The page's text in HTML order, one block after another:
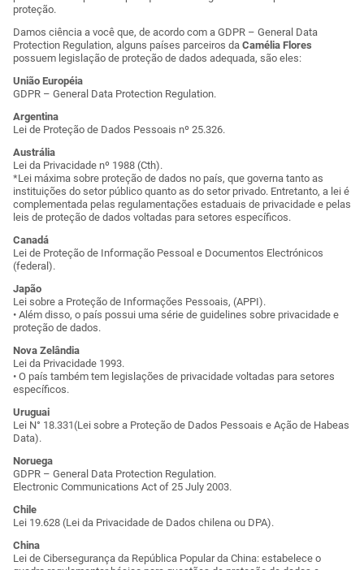
proteção.
Damos ciência a você que, de acordo com a GDPR – General Data
Protection Regulation, alguns países parceiros da Camélia Flores
possuem legislação de proteção de dados adequada, são eles:
União Européia
GDPR – General Data Protection Regulation.
Argentina
Lei de Proteção de Dados Pessoais nº 25.326.
Austrália
Lei da Privacidade nº 1988 (Cth).
*Lei máxima sobre proteção de dados no país, que governa tanto as
instituições do setor público quanto as do setor privado. Entretanto, a lei é
complementada pelas regulamentações estaduais de privacidade e pelas
leis de proteção de dados voltadas para setores específicos.
Canadá
Lei de Proteção de Informação Pessoal e Documentos Electrónicos
(federal).
Japão
Lei sobre a Proteção de Informações Pessoais, (APPI).
• Além disso, o país possui uma série de guidelines sobre privacidade e
proteção de dados.
Nova Zelândia
Lei da Privacidade 1993.
• O país também tem legislações de privacidade voltadas para setores
específicos.
Uruguai
Lei N° 18.331(Lei sobre a Proteção de Dados Pessoais e Ação de Habeas
Data).
Noruega
GDPR – General Data Protection Regulation.
Electronic Communications Act of 25 July 2003.
Chile
Lei 19.628 (Lei da Privacidade de Dados chilena ou DPA).
China
Lei de Cibersegurança da República Popular da China: estabelece o